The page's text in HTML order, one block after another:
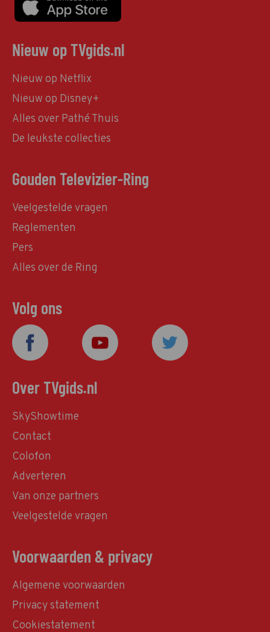
Nieuw op TVgids.nl
Nieuw op Netflix
Nieuw op Disney+
Alles over Pathé Thuis
De leukste collecties
Gouden Televizier-Ring
Veelgestelde vragen
Reglementen
Pers
Alles over de Ring
Volg ons
Over TVgids.nl
SkyShowtime
Contact
Colofon
Adverteren
Van onze partners
Veelgestelde vragen
Voorwaarden & privacy
Algemene voorwaarden
Privacy statement
Cookiestatement